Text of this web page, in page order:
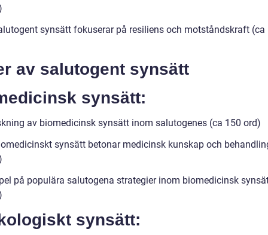
synsätt fokuserar på resiliens och motståndskraft (ca
av salutogent synsätt
synsätt:
av biomedicinsk synsätt inom salutogenes (ca 150 ord)
synsätt betonar medicinsk kunskap och
på populära salutogena strategier inom biomedicinsk
synsätt: